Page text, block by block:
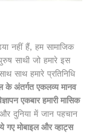
नहीं हैं, हम सामाजिक
साथी जो हमारे इस
साथ हमारे प्रतिनिधि
अंतर्गत एकलव्य मानव
एकबार हमारी मासिक
और दुनिया में जान पहचान
गए मोबाइल और व्हाट्स